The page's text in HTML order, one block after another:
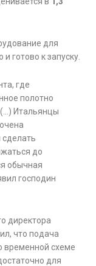
для
готово к запуску.
где
полотно
Итальянцы
сделать
до
обычная
господин
директора
что подача
временной схеме
для